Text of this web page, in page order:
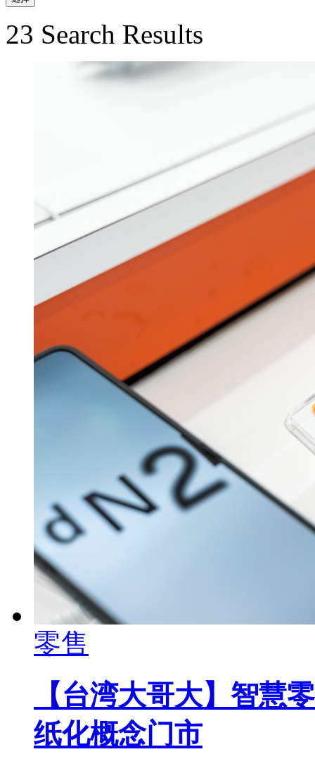
23 Search Results
零售
【台湾大哥大】智慧
纸化概念门市